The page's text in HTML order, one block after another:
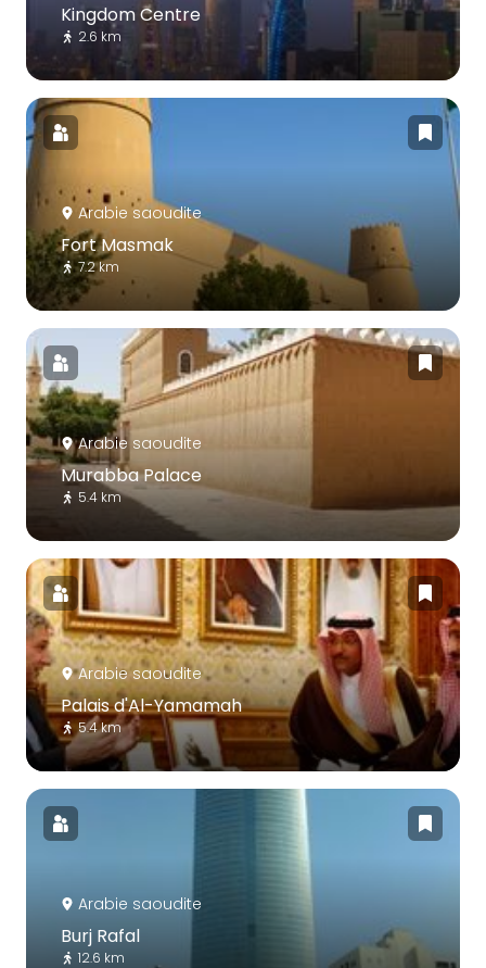
Kingdom Centre
2.6 km
Arabie saoudite
Fort Masmak
7.2 km
Arabie saoudite
Murabba Palace
5.4 km
Arabie saoudite
Palais d'Al-Yamamah
5.4 km
Arabie saoudite
Burj Rafal
12.6 km